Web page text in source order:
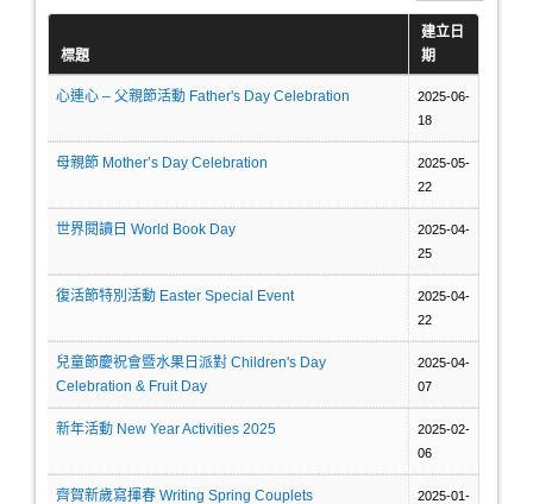
標題
建立日
期
心連心 – 父親節活動 Father's Day Celebration
2025-06-
18
母親節 Mother’s Day Celebration
2025-05-
22
世界閱讀日 World Book Day
2025-04-
25
復活節特別活動 Easter Special Event
2025-04-
22
兒童節慶祝會暨水果日派對 Children's Day
Celebration & Fruit Day
2025-04-
07
新年活動 New Year Activities 2025
2025-02-
06
齊賀新歲寫揮春 Writing Spring Couplets 2025-01-